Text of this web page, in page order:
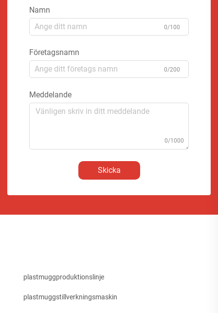
Namn
0/100
Företagsnamn
0/200
Meddelande
0/1000
Skicka
plastmuggproduktionslinje
plastmuggstillverkningsmaskin